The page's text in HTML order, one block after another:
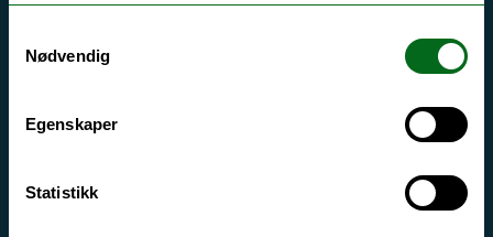
Nødvendig
Egenskaper
Statistikk
Personvern ved UiT
Sikkerhet, beredskap og personvern
Tilgjengelighetserklæring